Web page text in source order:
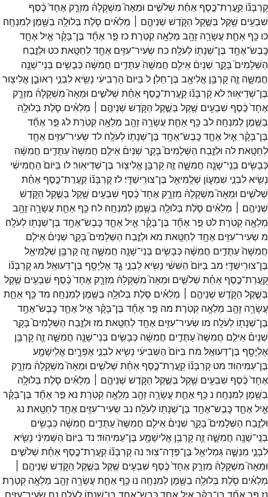
קָרְבָּנ֞וֹ קַֽעֲרַת־כֶּ֣סֶף אַחַ֗ת שְׁלֹשִׁ֣ים וּמֵאָה֮ מִשְׁקָלָהּ֒ מִזְרָ֤ק אֶחָד֙כֶּ֔סֶף
שִׁבְעִ֥ים שֶׁ֖קֶל בְּשֶׁ֣קֶל הַקֹּ֑דֶשׁ שְׁנֵיהֶ֣ם ׀ מְלֵאִ֗ים סֹ֛לֶת בְּלוּלָ֥ה בַשֶּׁ֖מֶן לְמִנְחָֽה׃
כו כַּ֥ף אַחַ֛תעֲשָׂרָ֥ה זָהָ֖ב מְלֵאָ֥ה קְטֹֽרֶת׃כז פַּ֣ראֶחָ֞ד בֶּן־בָּקָ֗ראַ֧יִלאֶחָ֛ד
כֶּֽבֶשׂ־אֶחָ֥ד בֶּן־שְׁנָת֖וֹ לְעֹלָֽה׃ כח שְׂעִיר־עִזִּ֥ים אֶחָ֖דלְחַטָּֽאת׃כט וּלְזֶ֣בַח
הַשְּׁלָמִים֮ בָּקָ֣ר שְׁנַיִם֒ אֵילִ֤ם חֲמִשָּׁה֙עַתֻּדִ֣ים חֲמִשָּׁ֔ה כְּבָשִׂ֥ים בְּנֵי־שָׁנָ֖ה
חֲמִשָּׁ֑ה זֶ֛ה קָרְבַּ֥ן אֱלִיאָ֖ב בֶּן־חֵלֹֽן׃ ל בַּיּוֹם֙ הָרְבִיעִ֔י נָשִׂ֖יאלִבְנֵ֣י רְאוּבֵ֑ן אֱלִיצ֖וּר
בֶּן־שְׁדֵיאֽוּר׃לאקָרְבָּנ֞וֹ קַֽעֲרַת־כֶּ֣סֶף אַחַ֗ת שְׁלֹשִׁ֣ים וּמֵאָה֮ מִשְׁקָלָהּ֒ מִזְרָ֤ק
אֶחָד֙כֶּ֔סֶף שִׁבְעִ֥ים שֶׁ֖קֶל בְּשֶׁ֣קֶל הַקֹּ֑דֶשׁ שְׁנֵיהֶ֣ם ׀ מְלֵאִ֗ים סֹ֛לֶת בְּלוּלָ֥ה
בַשֶּׁ֖מֶן לְמִנְחָֽה׃ לבכַּ֥ף אַחַ֛תעֲשָׂרָ֥ה זָהָ֖ב מְלֵאָ֥ה קְטֹֽרֶתלג פַּ֣ראֶחָ֞ד
בֶּן־בָּקָ֗ראַ֧יִלאֶחָ֛דכֶּֽבֶשׂ־אֶחָ֥ד בֶּן־שְׁנָת֖וֹ לְעֹלָֽה׃ לד שְׂעִיר־עִזִּ֥ים אֶחָ֖ד
לְחַטָּֽאת׃לה וּלְזֶ֣בַח הַשְּׁלָמִים֮ בָּקָ֣ר שְׁנַיִם֒ אֵילִ֤ם חֲמִשָּׁה֙עַתֻּדִ֣ים חֲמִשָּׁ֔ה
כְּבָשִׂ֥ים בְּנֵֽי־שָׁנָ֖ה חֲמִשָּׁ֑ה זֶ֛ה קָרְבַּ֥ן אֱלִיצ֖וּר בֶּן־שְׁדֵיאֽוּר׃לו בַּיּוֹם֙ הַחֲמִישִׁ֔י
נָשִׂ֖יאלִבְנֵ֣י שִׁמְע֑וֹן שְׁלֻֽמִיאֵ֖ל בֶּן־צוּרִֽישַׁדָּֽי׃ לזקָרְבָּנ֞וֹ קַֽעֲרַת־כֶּ֣סֶף אַחַ֗ת
שְׁלֹשִׁ֣ים וּמֵאָה֮ מִשְׁקָלָהּ֒ מִזְרָ֤ק אֶחָד֙כֶּ֔סֶף שִׁבְעִ֥ים שֶׁ֖קֶל בְּשֶׁ֣קֶל הַקֹּ֑דֶשׁ
שְׁנֵיהֶ֣ם ׀
מְלֵאִ֗ים סֹ֛לֶת בְּלוּלָ֥ה בַשֶּׁ֖מֶן לְמִנְחָֽה׃ לח כַּ֥ף אַחַ֛תעֲשָׂרָ֥ה זָהָ֖ב
מְלֵאָ֥ה קְטֹֽרֶת׃לט פַּ֣ראֶחָ֞ד בֶּן־בָּקָ֗ראַ֧יִלאֶחָ֛דכֶּֽבֶשׂ־אֶחָ֥ד בֶּן־שְׁנָת֖וֹ לְעֹלָֽה׃
מ שְׂעִיר־עִזִּ֥ים אֶחָ֖דלְחַטָּֽאת מא וּלְזֶ֣בַח הַשְּׁלָמִים֮ בָּקָ֣ר שְׁנַיִם֒ אֵילִ֤ם
חֲמִשָּׁה֙עַתֻּדִ֣ים חֲמִשָּׁ֔ה כְּבָשִׂ֥ים בְּנֵי־שָׁנָ֖ה חֲמִשָּׁ֑ה זֶ֛ה קָרְבַּ֥ן שְׁלֻמִיאֵ֖ל
בֶּן־צוּרִֽישַׁדָּֽי׃ מב בַּיּוֹם֙ הַשִּׁשִּׁ֔י נָשִׂ֖יאלִבְנֵ֣י גָ֑דאֶלְיָסָ֖ף בֶּן־דְּעוּאֵֽל׃ מגקָרְבָּנ֞וֹ
קַֽעֲרַת־כֶּ֣סֶף אַחַ֗ת שְׁלֹשִׁ֣ים וּמֵאָה֮ מִשְׁקָלָהּ֒ מִזְרָ֤ק אֶחָד֙כֶּ֔סֶף שִׁבְעִ֥ים שֶׁ֖קֶל
בְּשֶׁ֣קֶל הַקֹּ֑דֶשׁ שְׁנֵיהֶ֣ם ׀ מְלֵאִ֗ים סֹ֛לֶת בְּלוּלָ֥ה בַשֶּׁ֖מֶן לְמִנְחָֽה׃ מדכַּ֥ף אַחַ֛ת
עֲשָׂרָ֥ה זָהָ֖ב מְלֵאָ֥ה קְטֹֽרֶת׃ מה פַּ֣ראֶחָ֞ד בֶּן־בָּקָ֗ראַ֧יִלאֶחָ֛דכֶּֽבֶשׂ־אֶחָ֥ד
בֶּן־שְׁנָת֖וֹ לְעֹלָֽה׃ מו שְׂעִיר־עִזִּ֥ים אֶחָ֖דלְחַטָּֽאת׃ מז וּלְזֶ֣בַח הַשְּׁלָמִים֮ בָּקָ֣ר
שְׁנַיִם֒ אֵילִ֤ם חֲמִשָּׁה֙עַתֻּדִ֣ים חֲמִשָּׁ֔ה כְּבָשִׂ֥ים בְּנֵי־שָׁנָ֖ה חֲמִשָּׁ֑ה זֶ֛ה קָרְבַּ֥ן
אֶלְיָסָ֖ף בֶּן־דְּעוּאֵֽל׃ מח בַּיּוֹם֙ הַשְּׁבִיעִ֔י נָשִׂ֖יאלִבְנֵ֣י אֶפְרָ֑יִם אֱלִֽישָׁמָ֖ע
בֶּן־עַמִּיהֽוּד׃ מט קָרְבָּנ֞וֹ קַֽעֲרַת־כֶּ֣סֶף אַחַ֗ת שְׁלֹשִׁ֣ים וּמֵאָה֮ מִשְׁקָלָהּ֒ מִזְרָ֤ק
אֶחָד֙כֶּ֔סֶף שִׁבְעִ֥ים שֶׁ֖קֶל בְּשֶׁ֣קֶל הַקֹּ֑דֶשׁ שְׁנֵיהֶ֣ם ׀ מְלֵאִ֗ים סֹ֛לֶת בְּלוּלָ֥ה
בַשֶּׁ֖מֶן לְמִנְחָֽה׃ נכַּ֥ף אַחַ֛תעֲשָׂרָ֥ה זָהָ֖ב מְלֵאָ֥ה קְטֹֽרֶת׃ נא פַּ֣ראֶחָ֞ד בֶּן־בָּקָ֗ר
אַ֧יִלאֶחָ֛דכֶּֽבֶשׂ־אֶחָ֥ד בֶּן־שְׁנָת֖וֹ לְעֹלָֽה׃ נב שְׂעִיר־עִזִּ֥ים אֶחָ֖דלְחַטָּֽאת׃ נג
וּלְזֶ֣בַח הַשְּׁלָמִים֮ בָּקָ֣ר שְׁנַיִם֒ אֵילִ֤ם חֲמִשָּׁה֙עַתֻּדִ֣ים חֲמִשָּׁ֔ה כְּבָשִׂ֥ים
בְּנֵֽי־שָׁנָ֖ה חֲמִשָּׁ֑ה זֶ֛ה קָרְבַּ֥ן אֱלִישָׁמָ֖ע בֶּן־עַמִּיהֽוּד׃ נד בַּיּוֹם֙ הַשְּׁמִינִ֔י נָשִׂ֖יא
לִבְנֵ֣י מְנַשֶּׁ֑ה גַּמְלִיאֵ֖ל בֶּן־פְּדָה־צֽוּר׃ נה קָרְבָּנ֞וֹ קַֽעֲרַת־כֶּ֣סֶף אַחַ֗ת שְׁלֹשִׁ֣ים
וּמֵאָה֮ מִשְׁקָלָהּ֒ מִזְרָ֤ק אֶחָד֙כֶּ֔סֶף שִׁבְעִ֥ים שֶׁ֖קֶל בְּשֶׁ֣קֶל הַקֹּ֑דֶשׁ שְׁנֵיהֶ֣ם ׀
מְלֵאִ֗ים סֹ֛לֶת בְּלוּלָ֥ה בַשֶּׁ֖מֶן לְמִנְחָֽה נו כַּ֥ף אַחַ֛תעֲשָׂרָ֥ה זָהָ֖ב מְלֵאָ֥ה קְטֹֽרֶת׃